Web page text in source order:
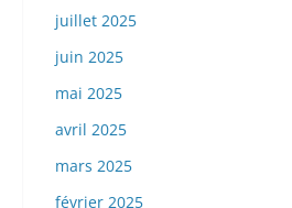
juillet 2025
juin 2025
mai 2025
avril 2025
mars 2025
février 2025